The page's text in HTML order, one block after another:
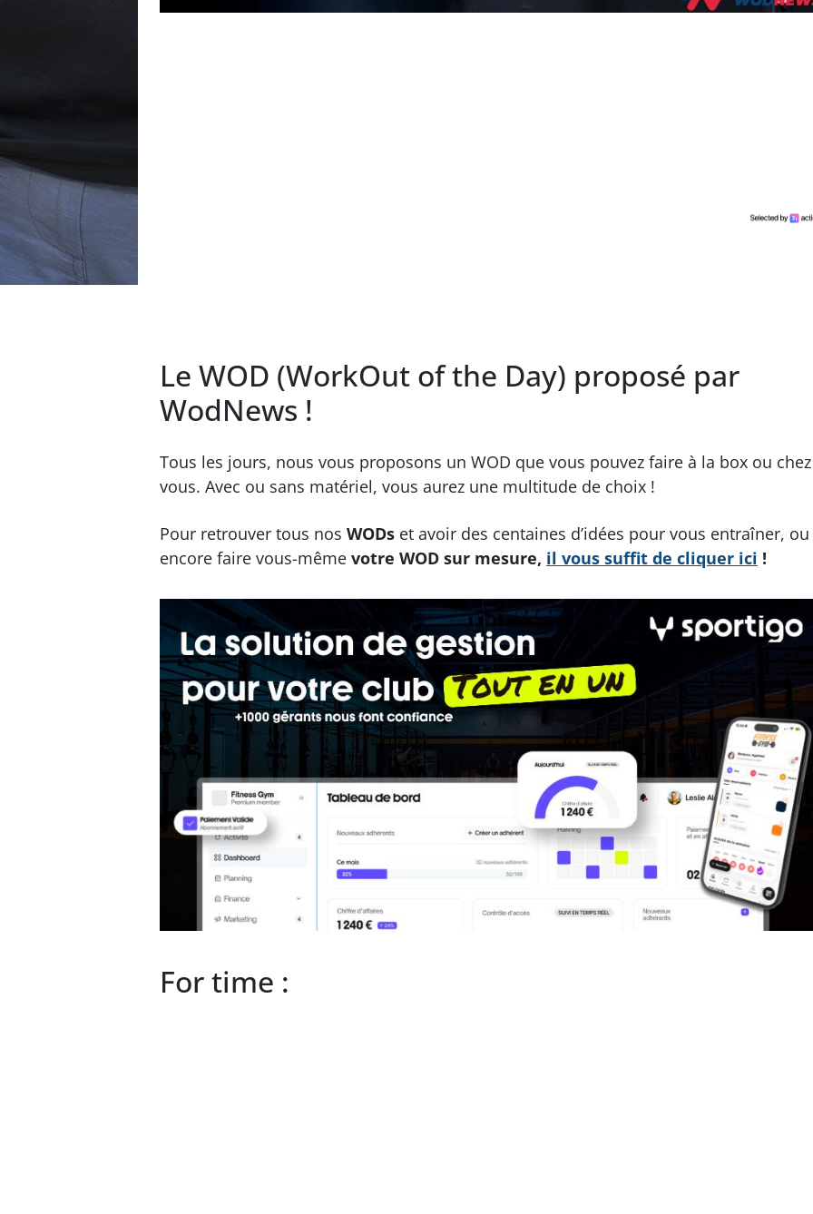
Le WOD (WorkOut of the Day) proposé par
WodNews !
Tous les jours, nous vous proposons un WOD que vous pouvez faire à la box ou chez
vous. Avec ou sans matériel, vous aurez une multitude de choix !
Pour retrouver tous nos WODs et avoir des centaines d’idées pour vous entraîner, ou
encore faire vous-même votre WOD sur mesure, il vous suffit de cliquer ici !
For time :